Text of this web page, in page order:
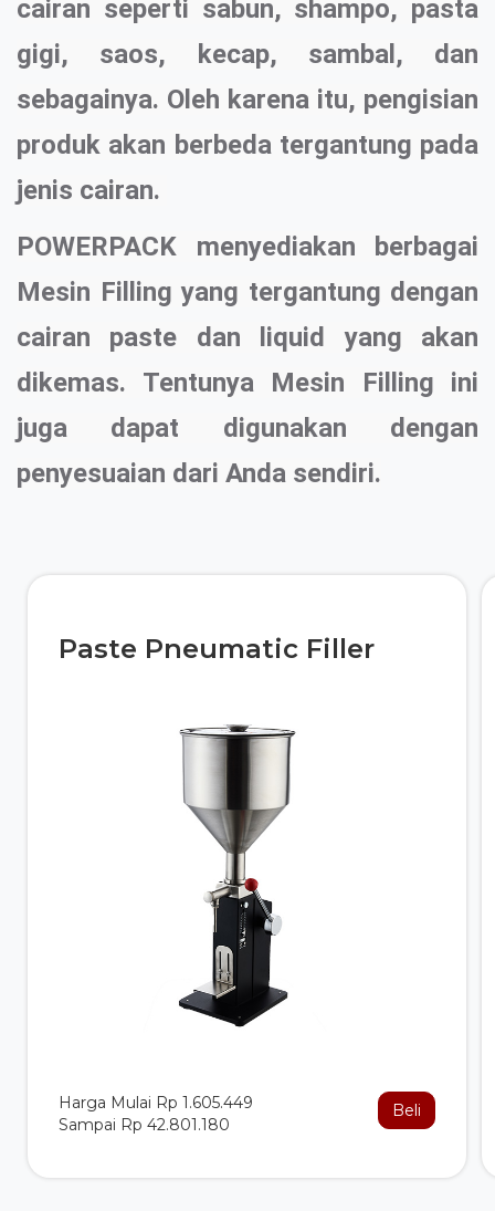
cairan seperti sabun, shampo, pasta
gigi, saos, kecap, sambal, dan
sebagainya. Oleh karena itu, pengisian
produk akan berbeda tergantung pada
jenis cairan.
POWERPACK menyediakan berbagai
Mesin Filling yang tergantung dengan
cairan paste dan liquid yang akan
dikemas. Tentunya Mesin Filling ini
juga dapat digunakan dengan
penyesuaian dari Anda sendiri.
Paste Pneumatic Filler
Harga Mulai Rp 1.605.449
Sampai Rp 42.801.180
Beli